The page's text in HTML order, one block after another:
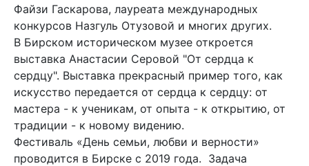
Файзи Гаскарова, лауреата международных
конкурсов Назгуль Отузовой и многих других.
В Бирском историческом музее откроется
выставка Анастасии Серовой "От сердца к
сердцу". Выставка прекрасный пример того, как
искусство передается от сердца к сердцу: от
мастера - к ученикам, от опыта - к открытию, от
традиции - к новому видению.
Фестиваль «День семьи, любви и верности»
проводится в Бирске с 2019 года. Задача